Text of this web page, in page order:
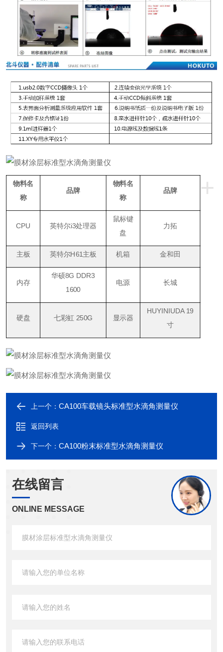
+
物料名
称
品牌
物料名
称
品牌
CPU 英特尔i3处理器
鼠标键
盘
力拓
主板 英特尔H61主板 机箱 金和田
内存
华硕8G DDR3
1600
电源 长城
硬盘 七彩虹 250G 显示器
HUYINIUDA 19
寸
上一个： CA100车载镜头标准型水滴角测量仪
返回列表
下一个： CA100粉末标准型水滴角测量仪
在线留言
ONLINE MESSAGE